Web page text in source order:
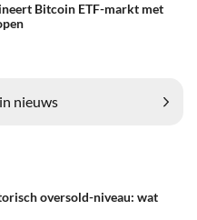
Bitcoin ETF-markt met
nieuws
oversold-niveau: wat